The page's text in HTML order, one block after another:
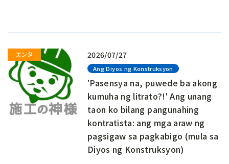
2026/07/27
Ang Diyos ng Konstruksyon
'Pasensya na, puwede ba akong
kumuha ng litrato?!' Ang unang
taon ko bilang pangunahing
kontratista: ang mga araw ng
pagsigaw sa pagkabigo (mula sa
Diyos ng Konstruksyon)